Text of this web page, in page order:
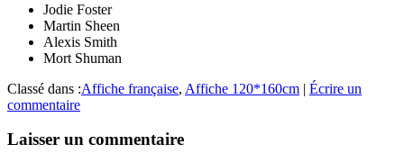
Jodie Foster
Martin Sheen
Alexis Smith
Mort Shuman
Classé dans :Affiche française, Affiche 120*160cm | Écrire un
commentaire
Laisser un commentaire